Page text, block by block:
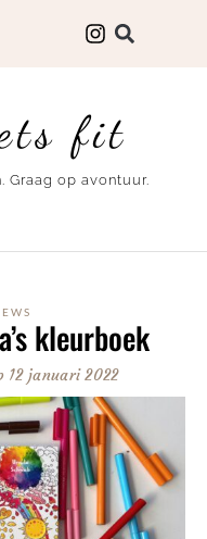
fit
Graag op avontuur.
kleurboek
12 januari 2022